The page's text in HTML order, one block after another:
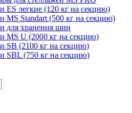
ES легкие (120 кг на секцию)
MS Standart (500 кг на секцию)
для хранения шин
MS U (2000 кг на секцию)
SB (2100 кг на секцию)
SBL (750 кг на секцию)